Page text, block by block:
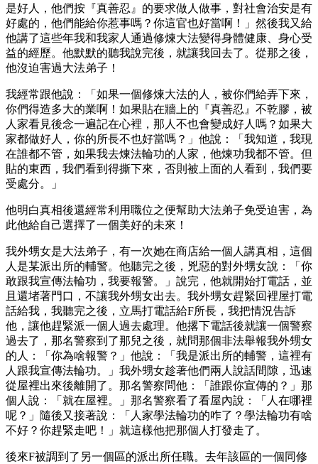
是好人，他們按『真善忍』的要求做人做事，對社會治安是有
好處的，他們能給你惹事嗎？你這官也好當啊！」然後我又給
他講了這些年我和我家人通過修煉大法變得身體健康、身心受
益的經歷。他默默的聽我說完後，就讓我回去了。從那之後，
他沒迫害過大法弟子！
我經常跟他說：「如果一個修煉大法的人，被你們給弄下來，
你們得造多大的業啊！如果貼在牆上的『真善忍』不乾膠，被
人家看見後念一遍記在心裡，那人不也會變成好人嗎？如果大
家都做好人，你的所長不也好當嗎？」他說：「我知道，我現
在誰都不管，如果我去煉法輪功的人家，他煉功我都不管。但
貼的東西，我們看到得撕下來，否則被上面的人看到，我們要
受處分。」
他明白真相後還經常利用職位之便幫助大法弟子免受迫害，為
此他給自己選擇了一個美好的未來！
我外甥女是大法弟子，有一次她在商店給一個人講真相，這個
人是某派出所的輔警。他聽完之後，兇惡的對外甥女說：「你
敢跟我宣傳法輪功，我要報警。」說完，他就開始打電話，並
且還堵著門口，不讓我外甥女出去。我外甥女趕緊回裡屋打電
話給我，我聽完之後，立馬打電話給F所長，我把情況告訴
他，讓他趕緊派一個人過去處理。他撂下電話後就讓一個警察
過去了，那名警察到了那兒之後，就問那個非法舉報我外甥女
的人：「你為啥報警？」他說：「我是派出所的輔警，這裡有
人跟我宣傳法輪功。」我外甥女趁著他們兩人說話間隙，迅速
從屋裡出來後離開了。那名警察問他：「誰跟你宣傳的？」那
個人說：「就在屋裡。」那名警察看了看屋內說：「人在哪裡
呢？」隨後又接著說：「人家學法輪功的咋了？學法輪功有啥
不好？你趕緊走吧！」就這樣他把那個人打發走了。
後來F被調到了另一個區的派出所任職。去年該區的一個同修